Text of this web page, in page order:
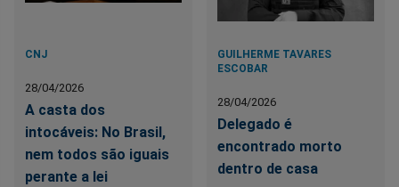
CNJ
28/04/2026
A casta dos
intocáveis: No Brasil,
nem todos são iguais
perante a lei
GUILHERME TAVARES
ESCOBAR
28/04/2026
Delegado é
encontrado morto
dentro de casa